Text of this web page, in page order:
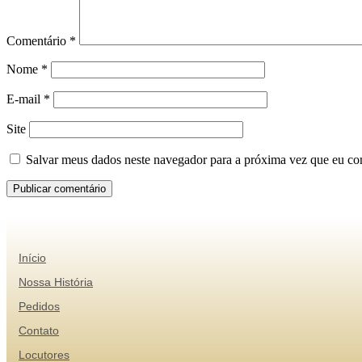
Comentário *
Nome *
E-mail *
Site
Salvar meus dados neste navegador para a próxima vez que eu
Início
Nossa História
Pedidos
Contato
Locutores